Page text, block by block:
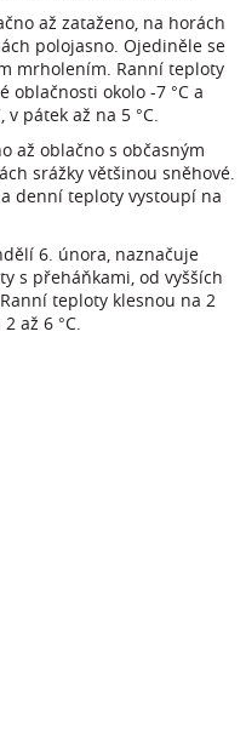
až zataženo, na horách
polojasno. Ojediněle se
mrholením. Ranní teploty
oblačnosti okolo -7 °C a
pátek až na 5 °C.
až oblačno s občasným
srážky většinou sněhové.
denní teploty vystoupí na
6. února, naznačuje
s přeháňkami, od vyšších
teploty klesnou na 2
až 6 °C.